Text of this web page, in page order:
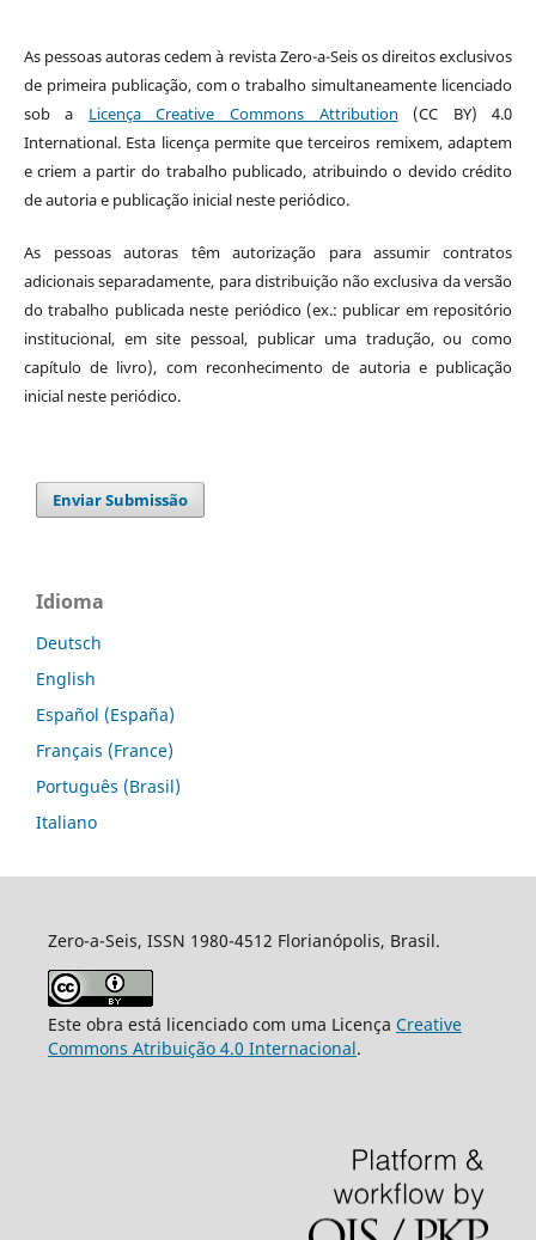
As pessoas autoras cedem à revista Zero-a-Seis os direitos exclusivos
de primeira publicação, com o trabalho simultaneamente licenciado
sob a Licença Creative Commons Attribution (CC BY) 4.0
International. Esta licença permite que terceiros remixem, adaptem
e criem a partir do trabalho publicado, atribuindo o devido crédito
de autoria e publicação inicial neste periódico.
As pessoas autoras têm autorização para assumir contratos
adicionais separadamente, para distribuição não exclusiva da versão
do trabalho publicada neste periódico (ex.: publicar em repositório
institucional, em site pessoal, publicar uma tradução, ou como
capítulo de livro), com reconhecimento de autoria e publicação
inicial neste periódico.
Enviar Submissão
Idioma
Deutsch
English
Español (España)
Français (France)
Português (Brasil)
Italiano
Zero-a-Seis, ISSN 1980-4512 Florianópolis, Brasil.
Este obra está licenciado com uma Licença Creative
Commons Atribuição 4.0 Internacional.